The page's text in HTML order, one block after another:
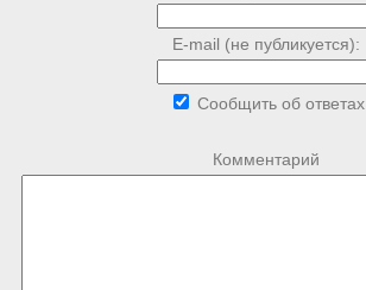
E-mail (не публикуется):
Сообщить об ответах
Комментарий